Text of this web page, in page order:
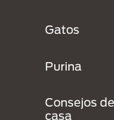
Gatos
Purina
Consejos
casa